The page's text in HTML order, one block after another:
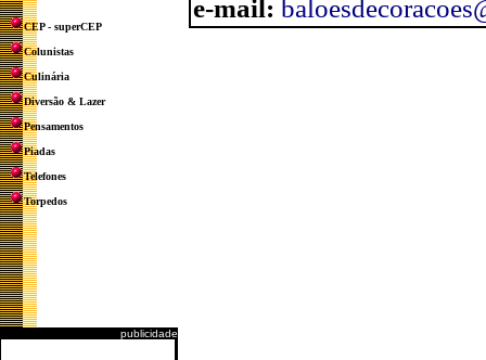
CEP - superCEP
Colunistas
Culinária
Diversão & Lazer
Pensamentos
Piadas
Telefones
Torpedos
publicidade
e-mail: